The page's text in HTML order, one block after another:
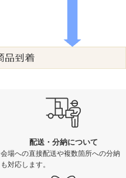
配送・分納について
会場への直接配送や複数箇所への分納
も対応します。